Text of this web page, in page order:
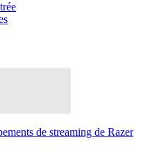
de streaming de Razer